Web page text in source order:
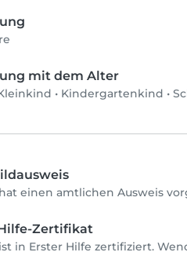
mit dem Alter
• Kindergartenkind •
einen amtlichen Ausweis
Zertifikat
in Erster Hilfe zertifiziert.